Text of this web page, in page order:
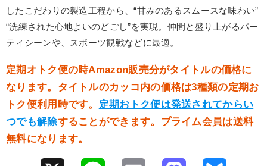
したこだわりの製造工程から、“甘みのあるスムースな味わい”
“洗練された心地よいのどごし”を実現。仲間と盛り上がるパー
ティシーンや、スポーツ観戦などに最適。
定期オトク便の時Amazon販売分がタイトルの価格に
なります。タイトルのカッコ内の価格は3種類の定期お
トク便利用時です。 定期おトク便は発送されてからい
つでも解除することができます。プライム会員は送料
無料になります。